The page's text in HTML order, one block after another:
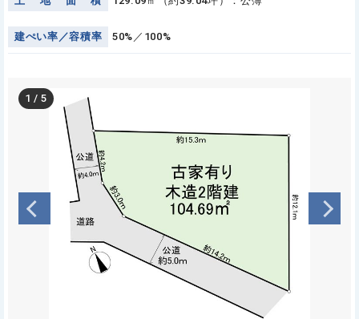
建ぺい率 ／容積率 50%／100%
1 /5